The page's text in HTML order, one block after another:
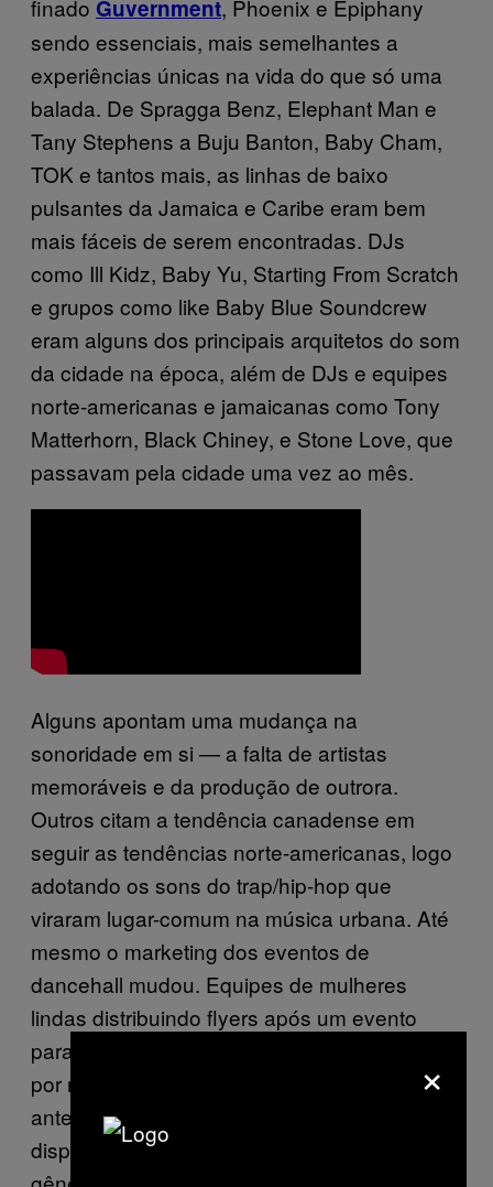
finado Guvernment, Phoenix e Epiphany
sendo essenciais, mais semelhantes a
experiências únicas na vida do que só uma
balada. De Spragga Benz, Elephant Man e
Tany Stephens a Buju Banton, Baby Cham,
TOK e tantos mais, as linhas de baixo
pulsantes da Jamaica e Caribe eram bem
mais fáceis de serem encontradas. DJs
como Ill Kidz, Baby Yu, Starting From Scratch
e grupos como like Baby Blue Soundcrew
eram alguns dos principais arquitetos do som
da cidade na época, além de DJs e equipes
norte-americanas e jamaicanas como Tony
Matterhorn, Black Chiney, e Stone Love, que
passavam pela cidade uma vez ao mês.
Alguns apontam uma mudança na
sonoridade em si — a falta de artistas
memoráveis e da produção de outrora.
Outros citam a tendência canadense em
seguir as tendências norte-americanas, logo
adotando os sons do trap/hip-hop que
viraram lugar-comum na música urbana. Até
mesmo o marketing dos eventos de
dancehall mudou. Equipes de mulheres
lindas distribuindo flyers após um evento
para informar do próximo foram substituídos
por redes sociais muito menos diretos que
antes. O último riddim — ou produção
disponível para que diversos artistas do
×